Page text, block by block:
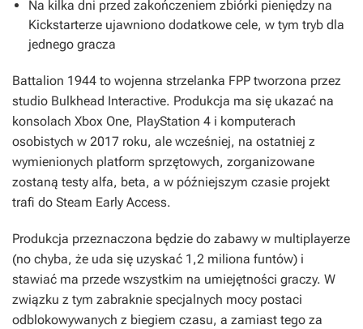
Na kilka dni przed zakończeniem zbiórki pieniędzy na
Kickstarterze ujawniono dodatkowe cele, w tym tryb dla
jednego gracza
Battalion 1944 to wojenna strzelanka FPP tworzona przez
studio Bulkhead Interactive. Produkcja ma się ukazać na
konsolach Xbox One, PlayStation 4 i komputerach
osobistych w 2017 roku, ale wcześniej, na ostatniej z
wymienionych platform sprzętowych, zorganizowane
zostaną testy alfa, beta, a w późniejszym czasie projekt
trafi do Steam Early Access.
Produkcja przeznaczona będzie do zabawy w multiplayerze
(no chyba, że uda się uzyskać 1,2 miliona funtów) i
stawiać ma przede wszystkim na umiejętności graczy. W
związku z tym zabraknie specjalnych mocy postaci
odblokowywanych z biegiem czasu, a zamiast tego za